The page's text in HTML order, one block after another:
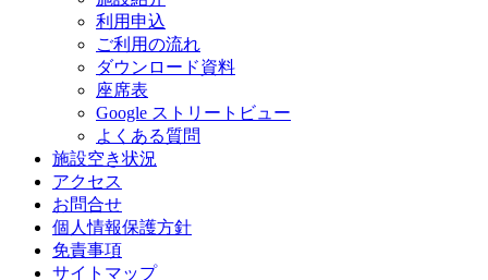
利用申込
ご利用の流れ
ダウンロード資料
座席表
Google ストリートビュー
よくある質問
施設空き状況
アクセス
お問合せ
個人情報保護方針
免責事項
サイトマップ